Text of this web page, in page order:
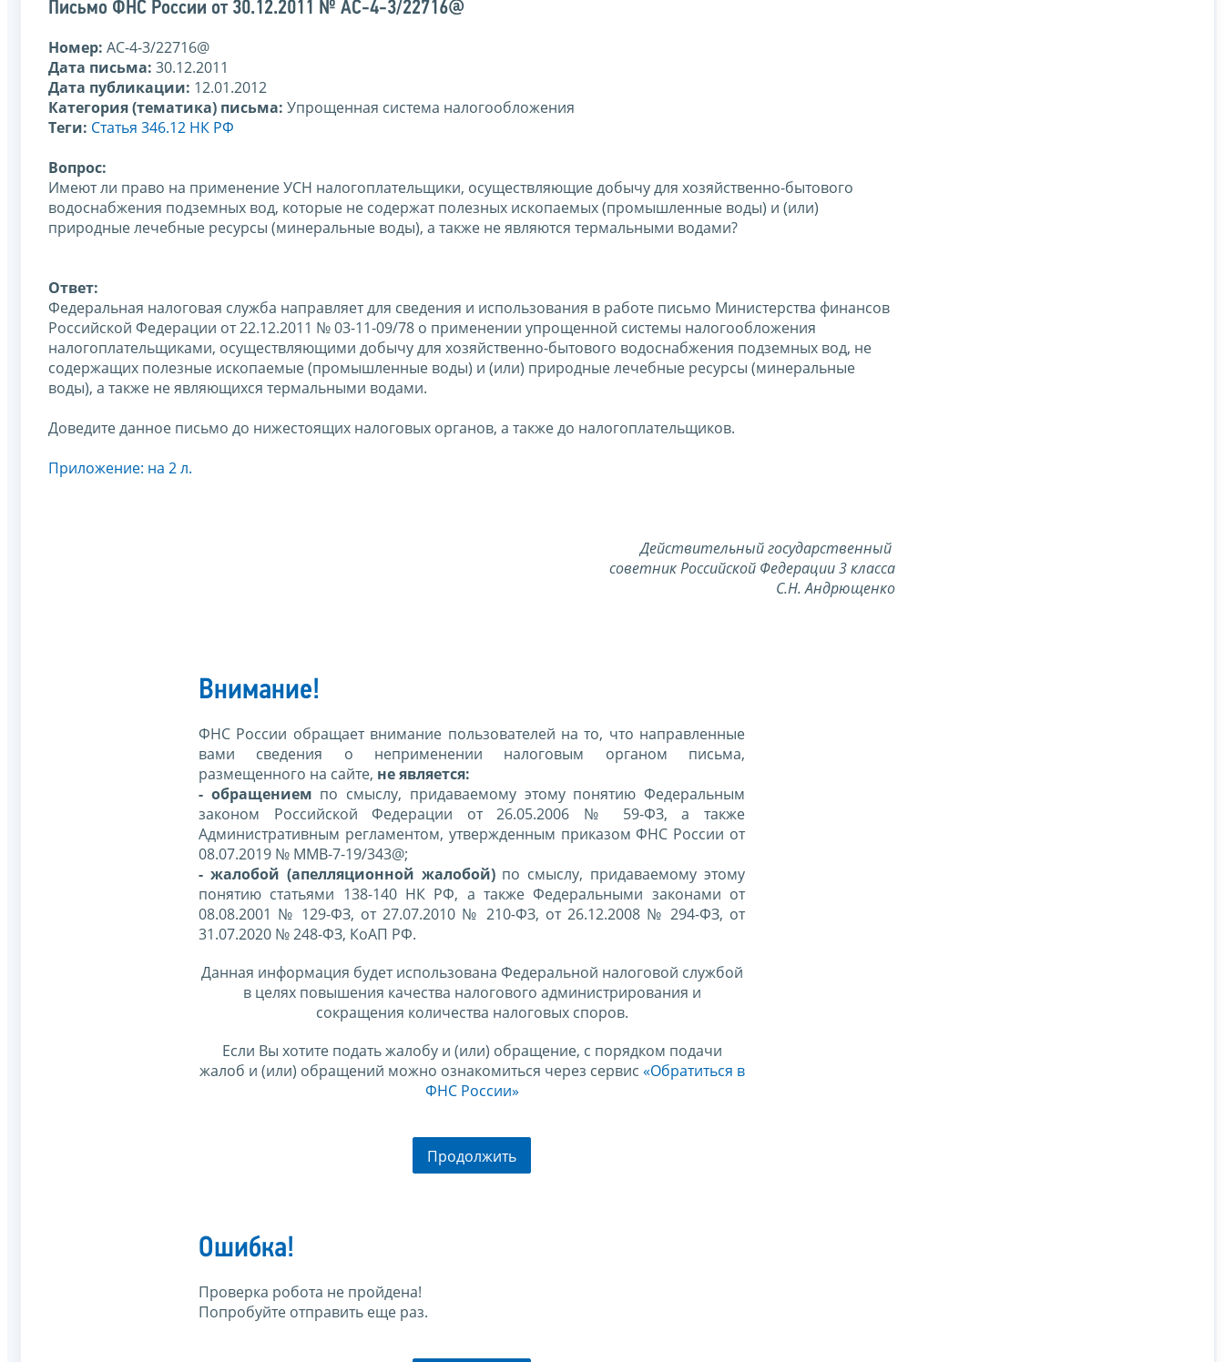
Письмо ФНС России от 30.12.2011 № АС-4-3/22716@
Номер: АС-4-3/22716@
Дата письма: 30.12.2011
Дата публикации: 12.01.2012
Категория (тематика) письма: Упрощенная система налогообложения
Теги: Статья 346.12 НК РФ
Вопрос:
Имеют ли право на применение УСН налогоплательщики, осуществляющие добычу для хозяйственно-бытового
водоснабжения подземных вод, которые не содержат полезных ископаемых (промышленные воды) и (или)
природные лечебные ресурсы (минеральные воды), а также не являются термальными водами?
Ответ:
Федеральная налоговая служба направляет для сведения и использования в работе письмо Министерства финансов
Российской Федерации от 22.12.2011 № 03-11-09/78 о применении упрощенной системы налогообложения
налогоплательщиками, осуществляющими добычу для хозяйственно-бытового водоснабжения подземных вод, не
содержащих полезные ископаемые (промышленные воды) и (или) природные лечебные ресурсы (минеральные
воды), а также не являющихся термальными водами.
Доведите данное письмо до нижестоящих налоговых органов, а также до налогоплательщиков.
Приложение: на 2 л.
Действительный государственный
советник Российской Федерации 3 класса
С.Н. Андрющенко
Внимание!
ФНС России обращает внимание пользователей на то, что направленные
вами сведения о неприменении налоговым органом письма,
размещенного на сайте, не является:
- обращением по смыслу, придаваемому этому понятию Федеральным
законом Российской Федерации от 26.05.2006 № 59-ФЗ, а также
Административным регламентом, утвержденным приказом ФНС России от
08.07.2019 № ММВ-7-19/343@;
- жалобой (апелляционной жалобой)по смыслу, придаваемому этому
понятию статьями 138-140 НК РФ, а также Федеральными законами от
08.08.2001 № 129-ФЗ, от 27.07.2010 № 210-ФЗ, от 26.12.2008 № 294-ФЗ, от
31.07.2020 № 248-ФЗ, КоАП РФ.
Данная информация будет использована Федеральной налоговой службой
в целях повышения качества налогового администрирования и
сокращения количества налоговых споров.
Если Вы хотите подать жалобу и (или) обращение, с порядком подачи
жалоб и (или) обращений можно ознакомиться через сервис «Обратиться в
ФНС России»
Продолжить
Ошибка!
Проверка робота не пройдена!
Попробуйте отправить еще раз.